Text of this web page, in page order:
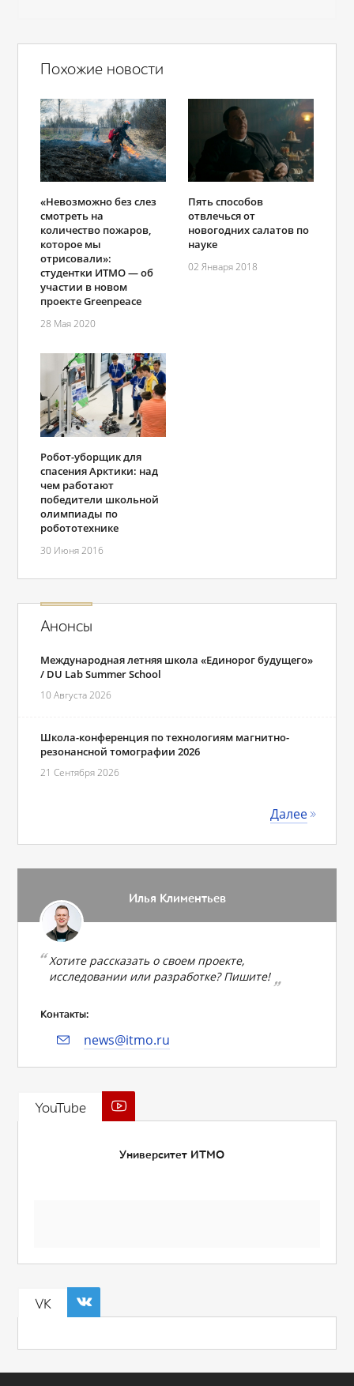
Похожие новости
«Невозможно без слез
смотреть на
количество пожаров,
которое мы
отрисовали»:
студентки ИТМО ― об
участии в новом
проекте Greenpeace
28 Мая 2020
Пять способов
отвлечься от
новогодних салатов по
науке
02 Января 2018
Робот-уборщик для
спасения Арктики: над
чем работают
победители школьной
олимпиады по
робототехнике
30 Июня 2016
Анонсы
Международная летняя школа «Единорог будущего»
/ DU Lab Summer School
10 Августа 2026
Школа-конференция по технологиям магнитно-
резонансной томографии 2026
21 Сентября 2026
Далее
Илья Климентьев
Хотите рассказать о своем проекте,
исследовании или разработке? Пишите!
Контакты:
news@itmo.ru
YouTube
Университет ИТМО
VK